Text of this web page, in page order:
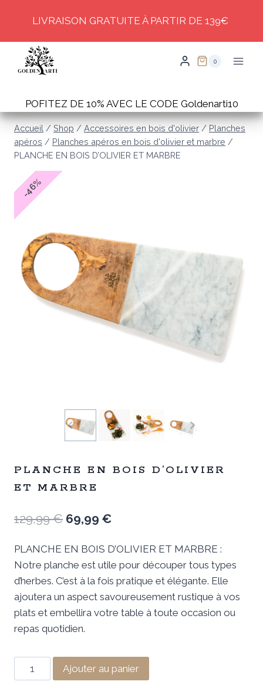
content
LIVRAISON GRATUITE À PARTIR DE 139€
0
POFITEZ DE 10% AVEC LE CODE Goldenarti10
Accueil / Shop / Accessoires en bois d'olivier / Planches
apéros / Planches apéros en bois d'olivier et marbre /
PLANCHE EN BOIS D’OLIVIER ET MARBRE
-
46
%
PLANCHE EN BOIS D’OLIVIER
ET MARBRE
129,99€ Le
initial
était :
129,99 €.
69,99 €Le
actuel
est :
69,99 €.
PLANCHE EN BOIS D’OLIVIER ET MARBRE :
Notre planche est utile pour découper tous types
d’herbes. C’est à la fois pratique et élégante. Elle
ajoutera un aspect savoureusement rustique à vos
plats et embellira votre table à toute occasion ou
repas quotidien.
quantité
de
Ajouter au panier